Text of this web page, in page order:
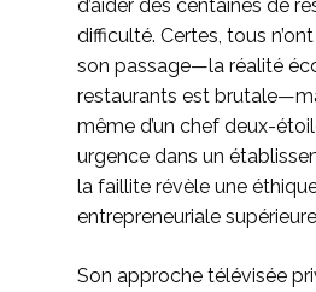
d’aider des centaines de
difficulté. Certes, tous
son passage—la réalité
restaurants est
même d’un chef deux-
urgence dans un
la faillite révèle une
entrepreneuriale
Son approche télévisée